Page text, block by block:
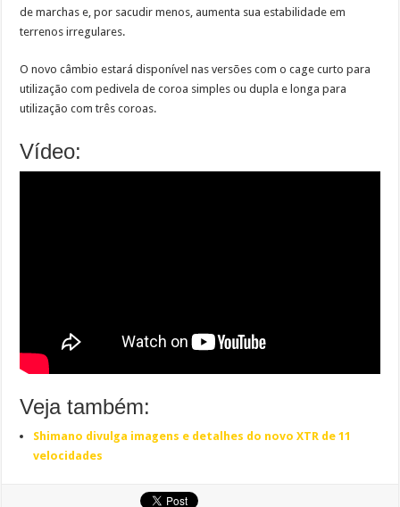
de marchas e, por sacudir menos, aumenta sua estabilidade em
terrenos irregulares.
O novo câmbio estará disponível nas versões com o cage curto para
utilização com pedivela de coroa simples ou dupla e longa para
utilização com três coroas.
Vídeo:
Veja também:
Shimano divulga imagens e detalhes do novo XTR de 11
velocidades